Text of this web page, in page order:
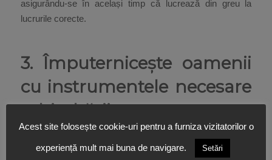
asigurându-se în același timp că lucrează din greu la
lucrurile corecte.
3. Împuternicește oamenii
cu instrumentele necesare
schimbării
Liderii care își împuternicesc echipele să ia decizii în timp
real le oferă o mai mare flexibilitate pentru a se adapta în
Acest site folosește cookie-uri pentru a furniza vizitatorilor o
experiență mult mai buna de navigare. Setări